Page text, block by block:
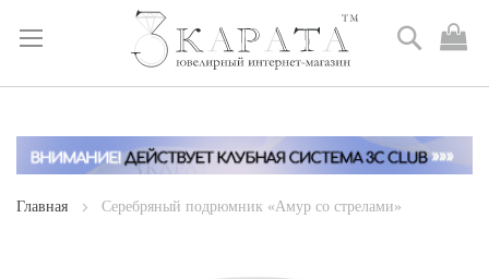
Skip
Content
Поиск
Главная Серебряный подрюмник «Амур со стрелами»